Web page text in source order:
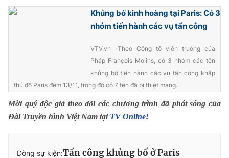
Cơ quan báo chí:Thời báo VTV
Giấy phép hoạt động báo in và báo điện tử số 483/GP-BTTTT
Vũ Thanh Thủy
Nguyễn Thị Mỹ Hạnh, Phạm Quốc Thắng,
Tổng đài VTV:024.38 355 931 - 024.38 355 932
Ðiện thoại Thời báo VTV:
024.66 897 897
Email:
toasoan@vtv.vn
Khủng bố kinh hoàng tại Paris: Có 3
nhóm tiến hành các vụ tấn công
VTV.vn -Theo Công tố viên trưởng của
Pháp François Molins, có 3 nhóm các tên
khủng bố tiến hành các vụ tấn công khắp
thủ đô Paris đêm 13/11, trong đó có 7 tên đã bị thiệt mạng.
Mời quý độc giả theo dõi các chương trình đã phát sóng của
Đài Truyền hình Việt Nam tại TV Online!
Dòng sự kiện:Tấn công khủng bố ở Paris